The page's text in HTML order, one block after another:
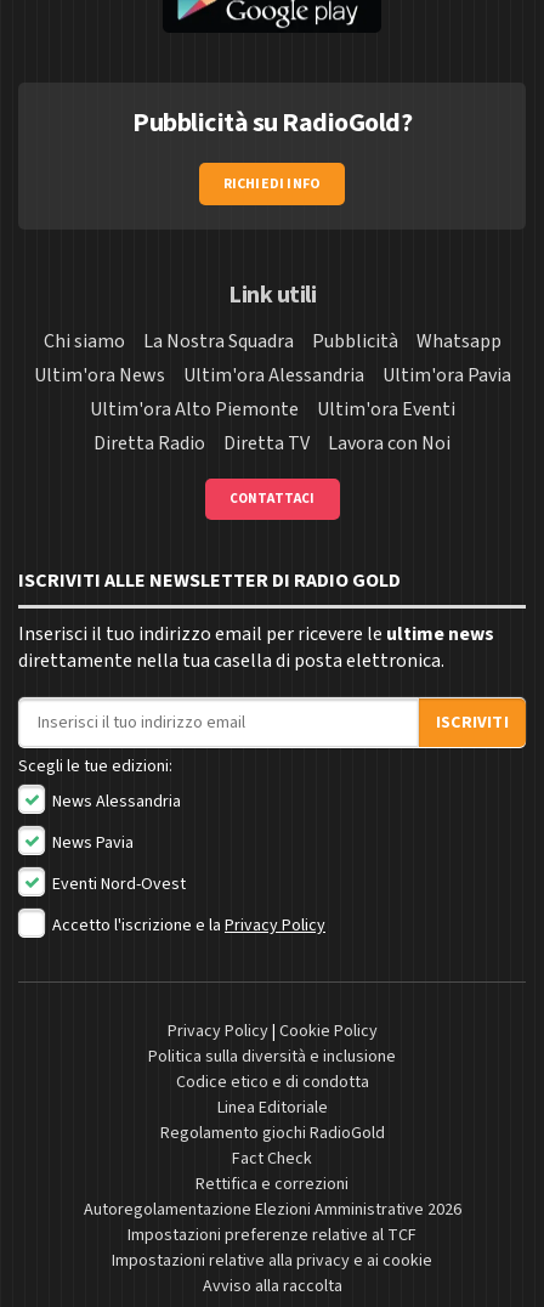
Pubblicità su RadioGold?
RICHIEDI INFO
Link utili
Chi siamo La Nostra Squadra Pubblicità
Whatsapp
Ultim'ora News
Ultim'ora Alessandria
Ultim'ora Pavia
Ultim'ora Alto Piemonte
Ultim'ora Eventi
Diretta Radio
Diretta TV Lavora con Noi
CONTATTACI
ISCRIVITI ALLE NEWSLETTER DI RADIO GOLD
Inserisci il tuo indirizzo email per ricevere le ultime news
direttamente nella tua casella di posta elettronica.
Indirizzo email
ISCRIVITI
Scegli le tue edizioni:
News Alessandria
News Pavia
Eventi Nord-Ovest
Accetto l'iscrizione e la Privacy Policy
Privacy Policy| Cookie Policy
Politica sulla diversità e inclusione
Codice etico e di condotta
Linea Editoriale
Regolamento giochi RadioGold
Fact Check
Rettifica e correzioni
Autoregolamentazione Elezioni Amministrative 2026
Impostazioni preferenze relative al TCF
Impostazioni relative alla privacy e ai cookie
Avviso alla raccolta